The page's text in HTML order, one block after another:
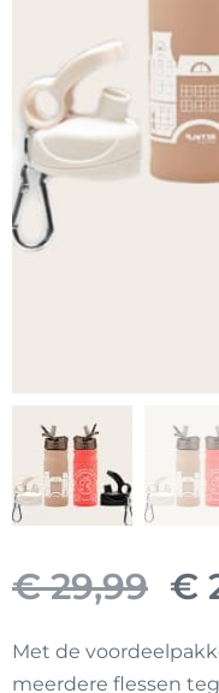
€29,99 €
Met de
meerdere flessen